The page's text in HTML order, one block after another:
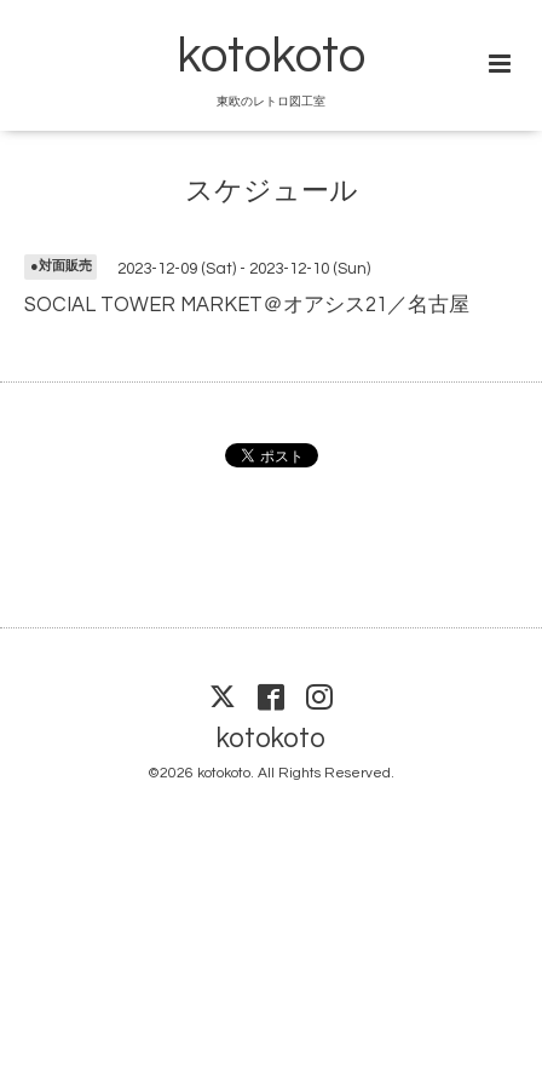
kotokoto
東欧のレトロ図工室
スケジュール
●対面販売 2023-12-09 (Sat) - 2023-12-10 (Sun)
SOCIAL TOWER MARKET＠オアシス21／名古屋
kotokoto
©2026 kotokoto. All Rights Reserved.